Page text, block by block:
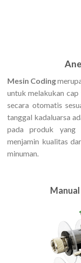
Mesin Coding
untuk melakukan
secara otomatis
tanggal kadaluarsa
pada produk yang
menjamin kualitas
minuman.